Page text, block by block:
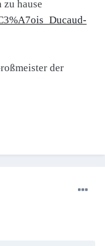
hause
der